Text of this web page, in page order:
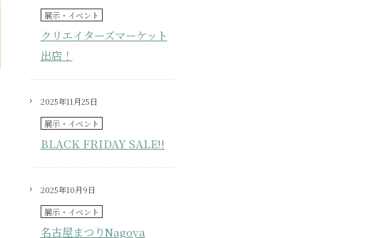
展示・イベント
クリエイターズマーケット
出店！
2025年11月25日
展示・イベント
BLACK FRIDAY SALE!!
2025年10月9日
展示・イベント
名古屋まつりNagoya